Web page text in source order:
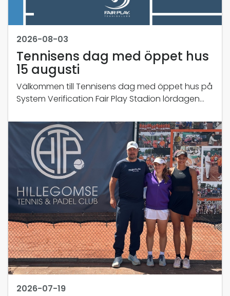
2026-08-03
Tennisens dag med öppet hus
15 augusti
Välkommen till Tennisens dag med öppet hus på
System Verification Fair Play Stadion lördagen
2026-07-19